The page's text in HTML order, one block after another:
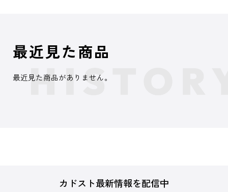
最近見た商品
最近見た商品がありません。
カドスト最新情報を配信中